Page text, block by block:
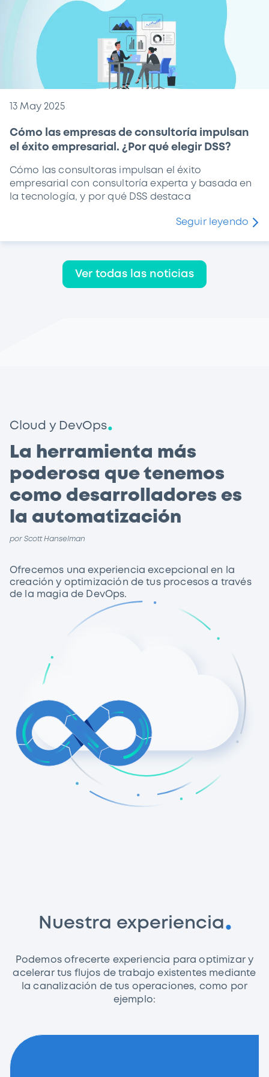
Cloud y DevOps
La herramienta más
poderosa que tenemos
como desarrolladores es
la automatización
por Scott Hanselman
Ofrecemos una experiencia excepcional en la
creación y optimización de tus procesos a través
de la magia de DevOps.
Nuestra experiencia
Podemos ofrecerte experiencia para optimizar y
acelerar tus flujos de trabajo existentes mediante
la canalización de tus operaciones, como por
ejemplo:
13 May 2025
Cómo las empresas de consultoría impulsan
el éxito empresarial. ¿Por qué elegir DSS?
Cómo las consultoras impulsan el éxito
empresarial con consultoría experta y basada en
la tecnología, y por qué DSS destaca
Seguir leyendo
Ver todas las noticias